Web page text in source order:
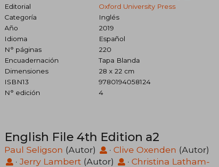
Editorial
Oxford University Press
Categoría
Inglés
Año
2019
Idioma
Español
N° páginas
220
Encuadernación
Tapa Blanda
Dimensiones
28 x 22 cm
ISBN13
9780194058124
N° edición
4
English File 4th Edition a2
Paul Seligson (Autor) · Clive Oxenden (Autor)
· Jerry Lambert (Autor) · Christina Latham-